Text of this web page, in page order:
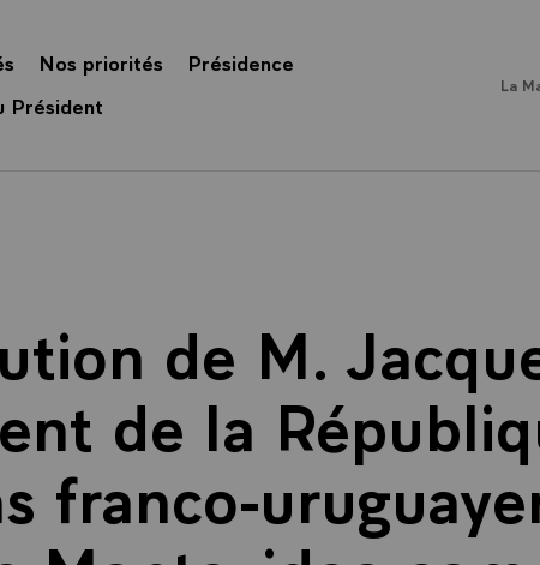
Nos priorités
Présidence
Président
La
de M.
de la
franco-